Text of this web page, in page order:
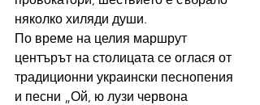
няколко хиляди души.
По време на целия маршрут
центърът на столицата се оглася от
традиционни украински песнопения
и песни „Ой, ю лузи червона